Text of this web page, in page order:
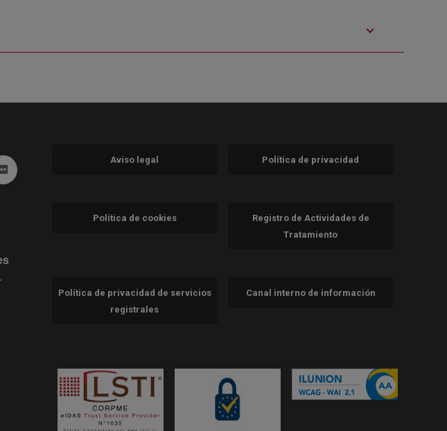
nueva)
en ventana nueva)
(abre en ventana nueva)
Ir a Flickr (abre en ventana nueva)
nueva)
ventana nueva)
(abre en ventana nueva)
Aviso legal Política de privacidad
Política de cookies
Registro de Actividades de
Tratamiento
Política de privacidad de servicios
registrales
Canal interno de información